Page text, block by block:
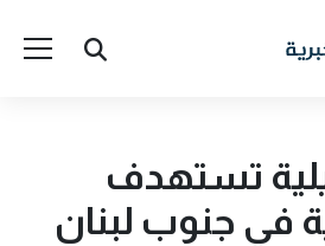
تستهدف
في جنوب لبنان